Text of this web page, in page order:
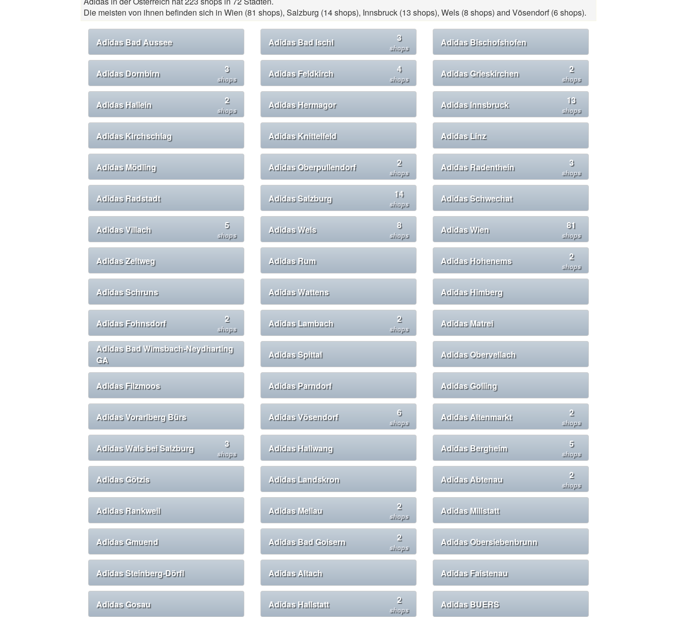
Die meisten von ihnen befinden sich in Wien (81 shops), Salzburg (14 shops), Innsbruck (13 shops), Wels (8 shops) and Vösendorf (6 shops).
Adidas Bad Aussee Adidas Bad Ischl 3
shops Adidas Bischofshofen
Adidas Dornbirn 3
shops Adidas Feldkirch 4
shops Adidas Grieskirchen 2
shops
Adidas Hallein 2
shops Adidas Hermagor Adidas Innsbruck 13
shops
Adidas Kirchschlag Adidas Knittelfeld Adidas Linz
Adidas Mödling Adidas Oberpullendorf 2
shops Adidas Radenthein 3
shops
Adidas Radstadt Adidas Salzburg 14
shops Adidas Schwechat
Adidas Villach 5
shops Adidas Wels 8
shops Adidas Wien 81
shops
Adidas Zeltweg Adidas Rum Adidas Hohenems 2
shops
Adidas Schruns Adidas Wattens Adidas Himberg
Adidas Fohnsdorf 2
shops Adidas Lambach 2
shops Adidas Matrei
Adidas Bad Wimsbach-Neydharting
GA
Adidas Spittal Adidas Obervellach
Adidas Filzmoos Adidas Parndorf Adidas Golling
Adidas Vorarlberg Bürs Adidas Vösendorf 6
shops Adidas Altenmarkt 2
shops
Adidas Wals bei Salzburg 3
shops Adidas Hallwang Adidas Bergheim 5
shops
Adidas Götzis Adidas Landskron Adidas Abtenau 2
shops
Adidas Rankweil Adidas Mellau 2
shops Adidas Millstatt
Adidas Gmuend Adidas Bad Goisern 2
shops Adidas Obersiebenbrunn
Adidas Steinberg-Dörfl Adidas Altach Adidas Faistenau
Adidas Gosau Adidas Hallstatt 2
shops Adidas BUERS